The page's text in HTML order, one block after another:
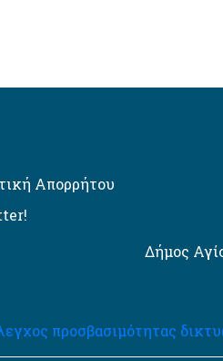
Απορρήτου
Δήμος
προσβασιμότητας